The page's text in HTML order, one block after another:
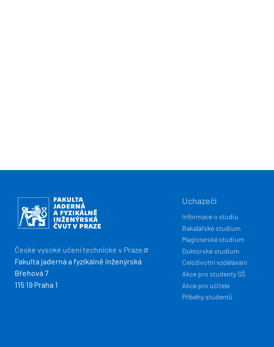
HLAVNÍ
NAVIGACE
Uchazeči
Informace o studiu
Bakalářské studium
Magisterské studium
Doktorské studium
Celoživotní vzdělávání
Akce pro studenty SŠ
Akce pro učitele
Příběhy studentů
Obrázek
České vysoké učení technické v Praze
Fakulta jaderná a fyzikálně inženýrská
Břehová 7
115 19 Praha 1